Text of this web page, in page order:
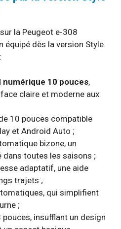
la Peugeot e-308
équipé dès la version Style
numérique 10 pouces,
claire et moderne aux
10 pouces compatible
et Android Auto ;
bizone, un
toutes les saisons ;
adaptatif, une aide
trajets ;
qui simplifient
;
insufflant un design